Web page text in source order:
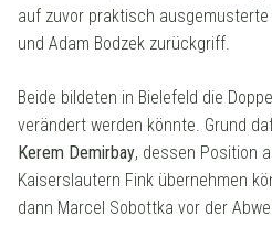
auf zuvor praktisch ausgemusterte
und Adam Bodzek zurückgriff.
Beide bildeten in Bielefeld die
verändert werden könnte. Grund
Kerem Demirbay, dessen Position
Kaiserslautern Fink übernehmen
dann Marcel Sobottka vor der